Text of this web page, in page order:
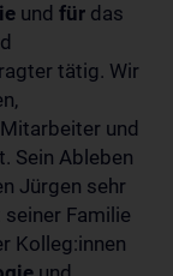
und für das
tätig. Wir
und
Sein Ableben
Jürgen sehr
Familie
Kolleg:innen